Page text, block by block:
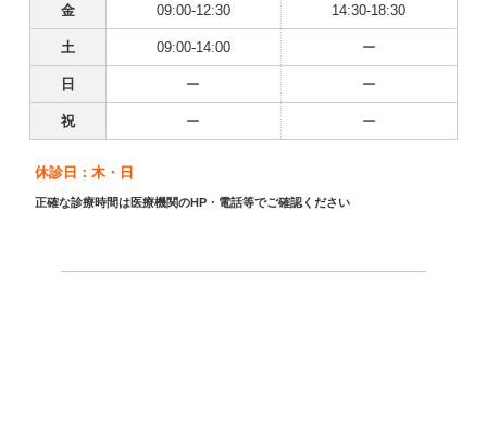
金 09:00-12:30 14:30-18:30
土 09:00-14:00 ー
日 ー ー
祝 ー ー
休診日：木・日
正確な診療時間は医療機関のHP・電話等でご確認ください